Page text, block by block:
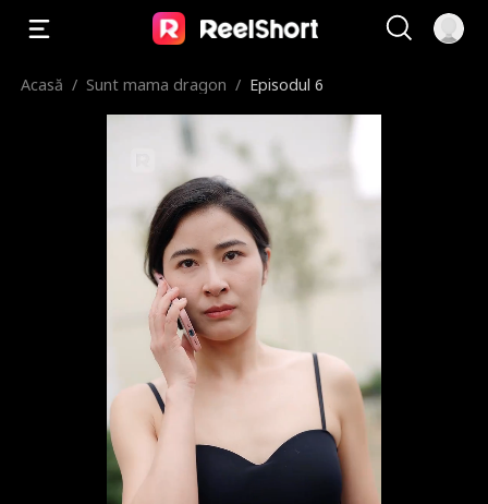
Acasă / Sunt mama dragon / Episodul 6